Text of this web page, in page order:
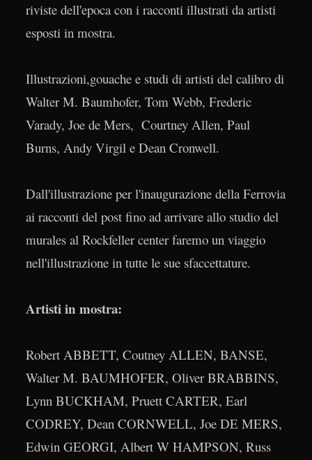
riviste dell'epoca con i racconti illustrati da artisti
esposti in mostra.
Illustrazioni,gouache e studi di artisti del calibro di
Walter M. Baumhofer, Tom Webb, Frederic
Varady, Joe de Mers, Courtney Allen, Paul
Burns, Andy Virgil e Dean Cronwell.
Dall'illustrazione per l'inaugurazione della Ferrovia
ai racconti del post fino ad arrivare allo studio del
murales al Rockfeller center faremo un viaggio
nell'illustrazione in tutte le sue sfaccettature.
Artisti in mostra:
Robert ABBETT, Coutney ALLEN, BANSE,
Walter M. BAUMHOFER, Oliver BRABBINS,
Lynn BUCKHAM, Pruett CARTER, Earl
CODREY, Dean CORNWELL, Joe DE MERS,
Edwin GEORGI, Albert W HAMPSON, Russ